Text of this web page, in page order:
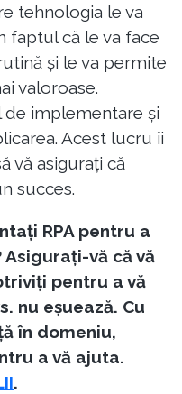
tehnologia le va
faptul că le va face
și le va permite
valoroase.
implementare și
Acest lucru îi
vă asigurați că
succes.
RPA pentru a
vă că vă
pentru a vă
nu eșuează. Cu
în domeniu,
a vă ajuta.
.